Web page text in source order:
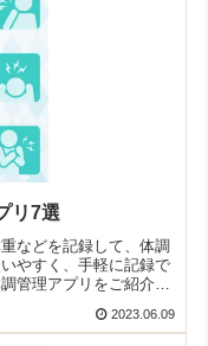
リ7選
などを記録して、体調
やすく、手軽に記録で
管理アプリをご紹介い
2023.06.09